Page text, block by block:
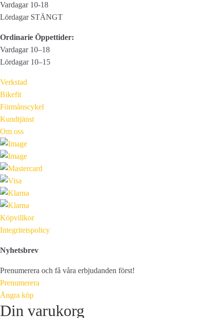
Vardagar 10-18
Lördagar STÄNGT
Ordinarie Öppettider:
Vardagar 10–18
Lördagar 10–15
Verkstad
Bikefit
Förmånscykel
Kundtjänst
Om oss
Köpvillkor
Integritetspolicy
Nyhetsbrev
Prenumerera och få våra erbjudanden först!
Prenumerera
Ångra köp
Din varukorg